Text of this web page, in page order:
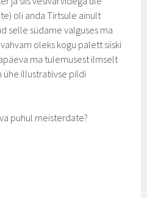
oli anda Tirtsule ainult
selle südame valguses ma
oleks kogu palett siiski
ma tulemusest ilmselt
ühe illustratiivse pildi
puhul meisterdate?